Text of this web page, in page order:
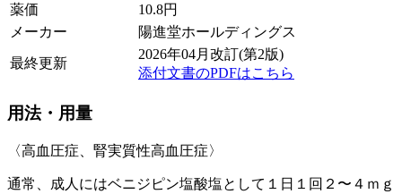
薬価
10.8円
メーカー
陽進堂ホールディングス
最終更新
2026年04月改訂(第2版)
添付文書のPDFはこちら
用法・用量
〈高血圧症、腎実質性高血圧症〉
通常、成人にはベニジピン塩酸塩として１日１回２〜４ｍｇ